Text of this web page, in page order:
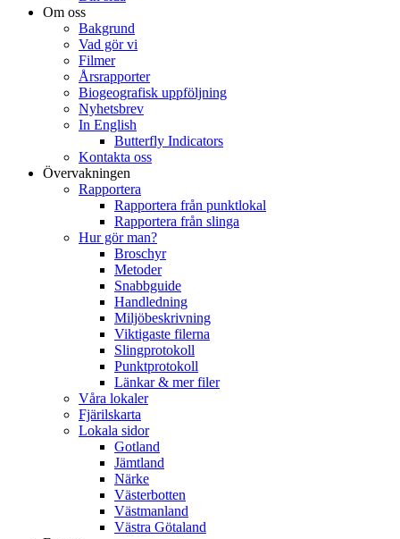
Om oss
Bakgrund
Vad gör vi
Filmer
Årsrapporter
Biogeografisk uppföljning
Nyhetsbrev
In English
Butterfly Indicators
Kontakta oss
Övervakningen
Rapportera
Rapportera från punktlokal
Rapportera från slinga
Hur gör man?
Broschyr
Metoder
Snabbguide
Handledning
Miljöbeskrivning
Viktigaste filerna
Slingprotokoll
Punktprotokoll
Länkar & mer filer
Våra lokaler
Fjärilskarta
Lokala sidor
Gotland
Jämtland
Närke
Västerbotten
Västmanland
Västra Götaland